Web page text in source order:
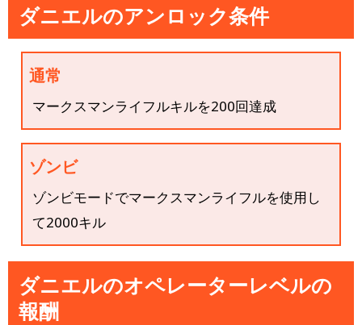
ダニエルのアンロック条件
通常
マークスマンライフルキルを200回達成
ゾンビ
ゾンビモードでマークスマンライフルを使用し
て2000キル
ダニエルのオペレーターレベルの
報酬